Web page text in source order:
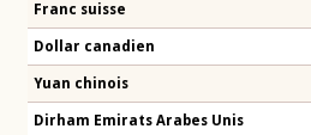
Franc suisse
Dollar canadien
Yuan chinois
Dirham Emirats Arabes Unis